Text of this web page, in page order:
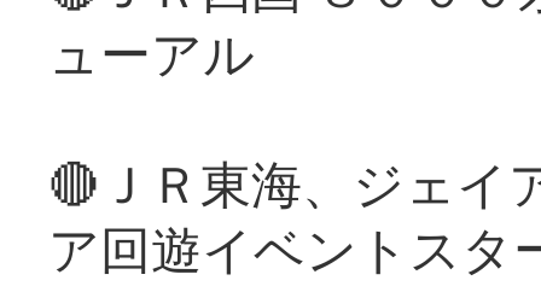
ューアル
🔴ＪＲ東海、ジェイ
ア回遊イベントスタ